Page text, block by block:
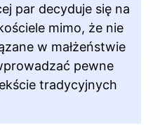
par decyduje się na
mimo, że nie
w małżeństwie
pewne
tradycyjnych